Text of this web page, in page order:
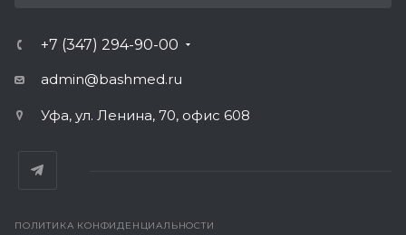
+7 (347) 294-90-00
admin@bashmed.ru
Уфа, ул. Ленина, 70, офис 608
ПОЛИТИКА КОНФИДЕНЦИАЛЬНОСТИ